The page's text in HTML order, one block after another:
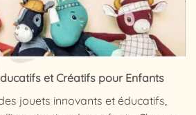
et Créatifs pour Enfants
jouets innovants et éducatifs,